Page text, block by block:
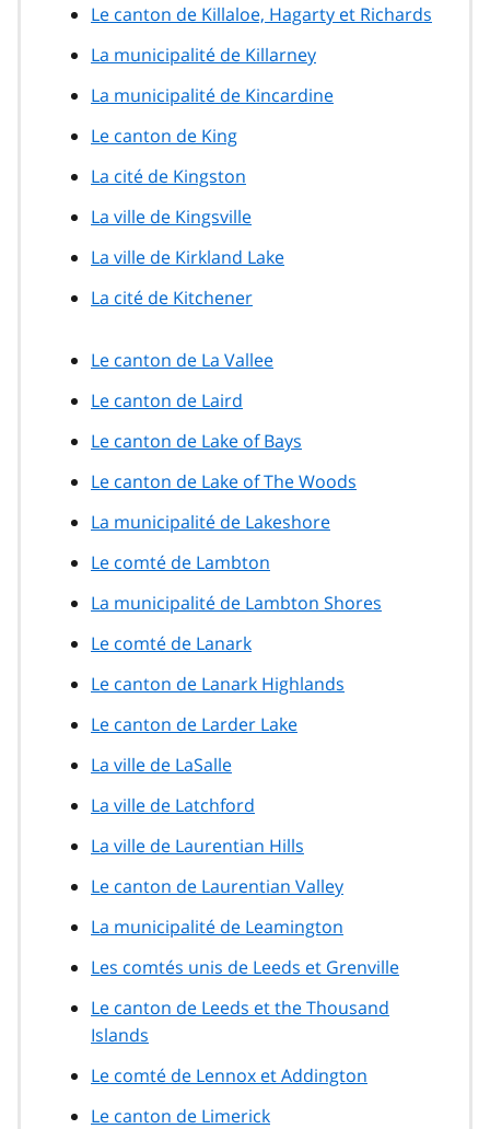
Le canton de Killaloe, Hagarty et Richards
La municipalité de Killarney
La municipalité de Kincardine
Le canton de King
La cité de Kingston
La ville de Kingsville
La ville de Kirkland Lake
La cité de Kitchener
Le canton de La Vallee
Le canton de Laird
Le canton de Lake of Bays
Le canton de Lake of The Woods
La municipalité de Lakeshore
Le comté de Lambton
La municipalité de Lambton Shores
Le comté de Lanark
Le canton de Lanark Highlands
Le canton de Larder Lake
La ville de LaSalle
La ville de Latchford
La ville de Laurentian Hills
Le canton de Laurentian Valley
La municipalité de Leamington
Les comtés unis de Leeds et Grenville
Le canton de Leeds et the Thousand
Islands
Le comté de Lennox et Addington
Le canton de Limerick